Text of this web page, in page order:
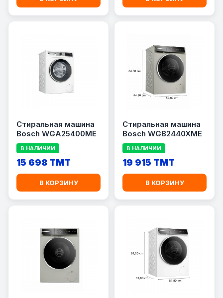
Стиральная машина
Bosch WGA25400ME
В НАЛИЧИИ
15 698 TMT
В КОРЗИНУ
Стиральная машина
Bosch WGB2440XME
В НАЛИЧИИ
19 915 TMT
В КОРЗИНУ